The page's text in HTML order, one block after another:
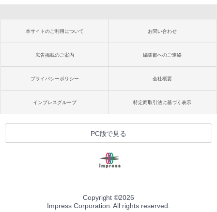
本サイトのご利用について お問い合わせ
広告掲載のご案内 編集部へのご連絡
プライバシーポリシー 会社概要
インプレスグループ 特定商取引法に基づく表示
PC版で見る
Copyright ©2026
Impress Corporation. All rights reserved.